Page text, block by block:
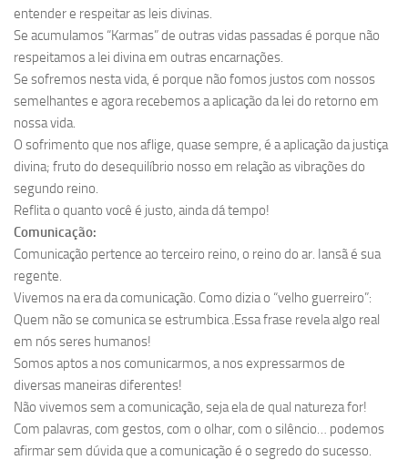
entender e respeitar as leis divinas.
Se acumulamos “Karmas” de outras vidas passadas é porque não
respeitamos a lei divina em outras encarnações.
Se sofremos nesta vida, é porque não fomos justos com nossos
semelhantes e agora recebemos a aplicação da lei do retorno em
nossa vida.
O sofrimento que nos aflige, quase sempre, é a aplicação da justiça
divina; fruto do desequilíbrio nosso em relação as vibrações do
segundo reino.
Reflita o quanto você é justo, ainda dá tempo!
Comunicação:
Comunicação pertence ao terceiro reino, o reino do ar. Iansã é sua
regente.
Vivemos na era da comunicação. Como dizia o “velho guerreiro”:
Quem não se comunica se estrumbica .Essa frase revela algo real
em nós seres humanos!
Somos aptos a nos comunicarmos, a nos expressarmos de
diversas maneiras diferentes!
Não vivemos sem a comunicação, seja ela de qual natureza for!
Com palavras, com gestos, com o olhar, com o silêncio… podemos
afirmar sem dúvida que a comunicação é o segredo do sucesso.